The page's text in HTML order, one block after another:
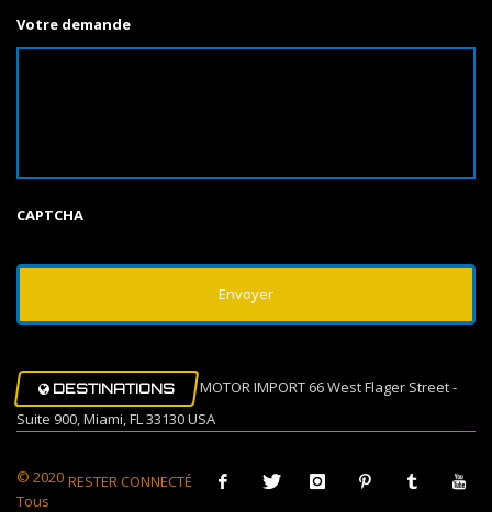
Votre demande
CAPTCHA
DESTINATIONS
MOTOR IMPORT 66 West Flager Street -
Suite 900, Miami, FL 33130 USA
RESTER CONNECTÉ
© 2020
Tous